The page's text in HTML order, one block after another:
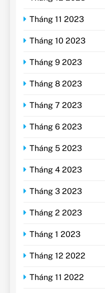
Tháng 11 2023
Tháng 10 2023
Tháng 9 2023
Tháng 8 2023
Tháng 7 2023
Tháng 6 2023
Tháng 5 2023
Tháng 4 2023
Tháng 3 2023
Tháng 2 2023
Tháng 1 2023
Tháng 12 2022
Tháng 11 2022